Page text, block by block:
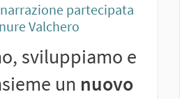
narrazione partecipata
Valchero
sviluppiamo e
un nuovo